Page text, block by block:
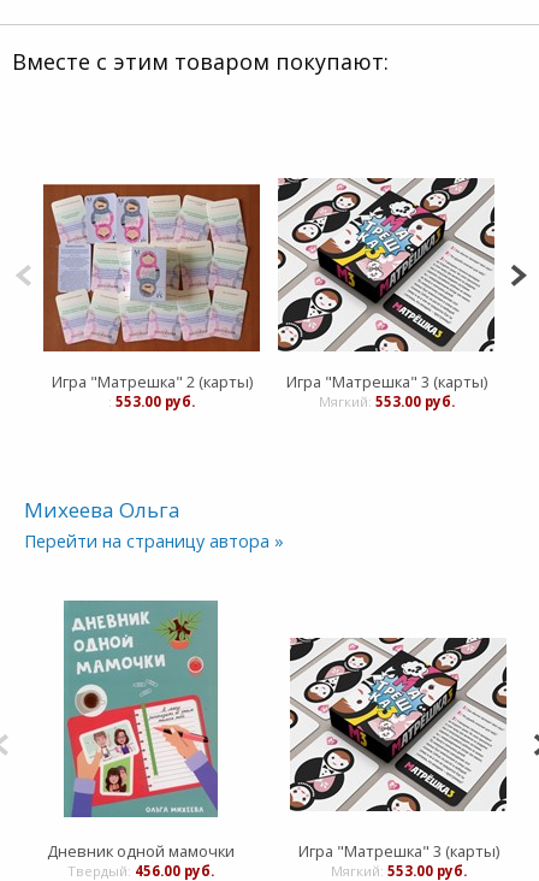
Вместе с этим товаром покупают:
Игра "Матрешка" 2 (карты)
:553.00 руб.
Игра "Матрешка" 3 (карты)
Мягкий: 553.00 руб.
Михеева Ольга
Перейти на страницу автора »
Дневник одной мамочки
Твердый: 456.00 руб.
Игра "Матрешка" 3 (карты)
Мягкий: 553.00 руб.